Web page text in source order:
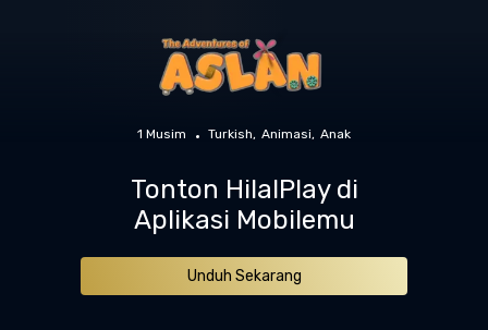
1 Musim Turkish Animasi Anak
Tonton HilalPlay di
Aplikasi Mobilemu
Unduh Sekarang